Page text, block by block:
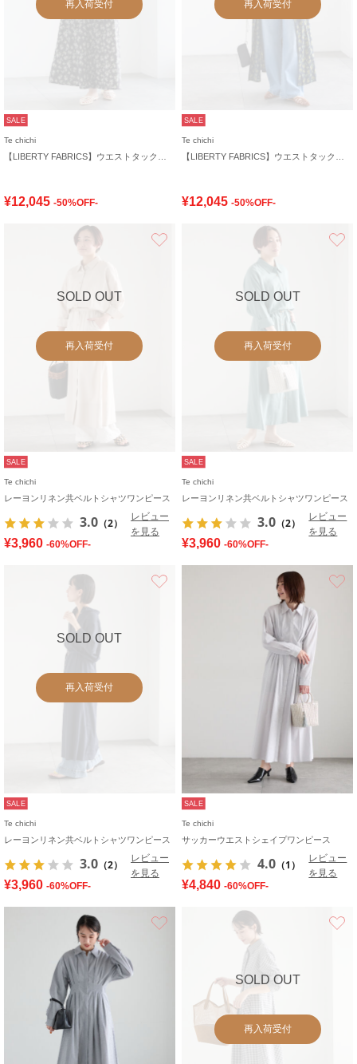
再入荷受付
SALE
Te chichi
¥12,045 -50%OFF-
再入荷受付
SALE
Te chichi
¥12,045 -50%OFF-
SOLD OUT
再入荷受付
SALE
Te chichi
レーヨンリネン共ベルトシャツワンピース
3.0 （2）
レビュー
を見る
¥3,960 -60%OFF-
SOLD OUT
再入荷受付
SALE
Te chichi
レーヨンリネン共ベルトシャツワンピース
3.0 （2）
レビュー
を見る
¥3,960 -60%OFF-
SOLD OUT
再入荷受付
SALE
Te chichi
レーヨンリネン共ベルトシャツワンピース
3.0 （2）
レビュー
を見る
¥3,960 -60%OFF-
SALE
Te chichi
サッカーウエストシェイプワンピース
4.0 （1）
レビュー
を見る
¥4,840 -60%OFF-
SOLD OUT
再入荷受付